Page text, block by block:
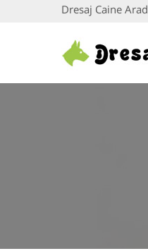
Dresaj Caine Arad